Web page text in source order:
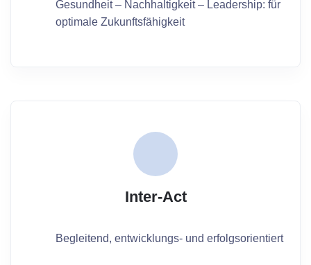
Gesundheit – Nachhaltigkeit – Leadership: für
optimale Zukunftsfähigkeit
Inter-Act
Begleitend, entwicklungs- und erfolgsorientiert